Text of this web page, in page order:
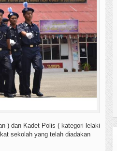
) dan Kadet Polis ( kategori lelaki
sekolah yang telah diadakan